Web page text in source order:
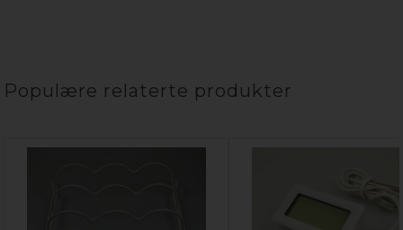
Populære relaterte produkter